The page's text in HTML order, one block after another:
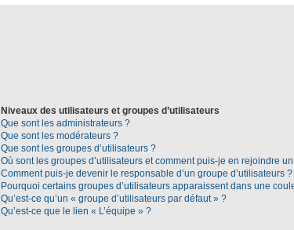
Niveaux des utilisateurs et groupes d’utilisateurs
Que sont les administrateurs ?
Que sont les modérateurs ?
Que sont les groupes d’utilisateurs ?
Où sont les groupes d’utilisateurs et comment puis-je en rejoindre
Comment puis-je devenir le responsable d’un groupe d’utilisateurs ?
Pourquoi certains groupes d’utilisateurs apparaissent dans une
Qu’est-ce qu’un « groupe d’utilisateurs par défaut » ?
Qu’est-ce que le lien « L’équipe » ?